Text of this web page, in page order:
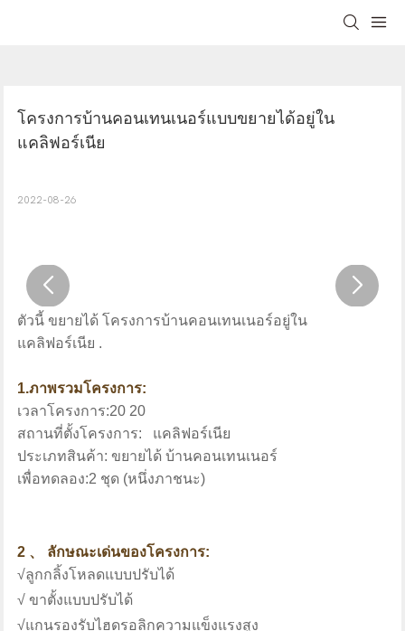
โครงการบ้านคอนเทนเนอร์แบบขยายได้อยู่ใน
แคลิฟอร์เนีย
2022-08-26
ตัวนี้ขยายได้โครงการบ้านคอนเทนเนอร์อยู่ใน
แคลิฟอร์เนีย .
1.ภาพรวมโครงการ:
เวลาโครงการ:20 20
สถานที่ตั้งโครงการ:
แคลิฟอร์เนีย
ประเภทสินค้า:ขยายได้บ้านคอนเทนเนอร์
เพื่อทดลอง:2 ชุด (หนึ่งภาชนะ)
2 、 ลักษณะเด่นของโครงการ:
√ลูกกลิ้งโหลดแบบปรับได้
√ ขาตั้งแบบปรับได้
√แกนรองรับไฮดรอลิกความแข็งแรงสูง